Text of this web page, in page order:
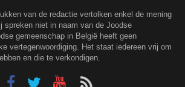
van de redactie vertolken enkel de mening
spreken niet in naam van de Joodse
gemeenschap in België heeft geen
vertegenwoordiging. Het staat iedereen vrij om
en die te verkondigen.